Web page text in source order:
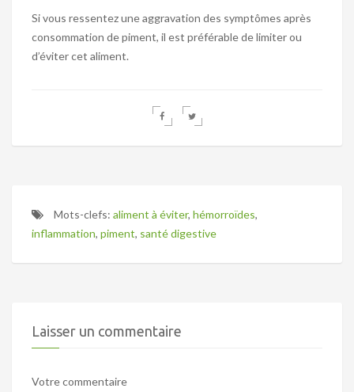
Si vous ressentez une aggravation des symptômes après
consommation de piment, il est préférable de limiter ou
d’éviter cet aliment.
Mots-clefs: aliment à éviter, hémorroïdes,
inflammation, piment, santé digestive
Laisser un commentaire
Votre commentaire